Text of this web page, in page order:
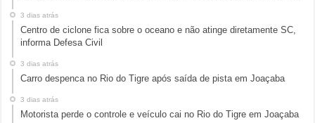
3 dias atrás
Centro de ciclone fica sobre o oceano e não atinge diretamente SC,
informa Defesa Civil
3 dias atrás
Carro despenca no Rio do Tigre após saída de pista em Joaçaba
3 dias atrás
Motorista perde o controle e veículo cai no Rio do Tigre em Joaçaba